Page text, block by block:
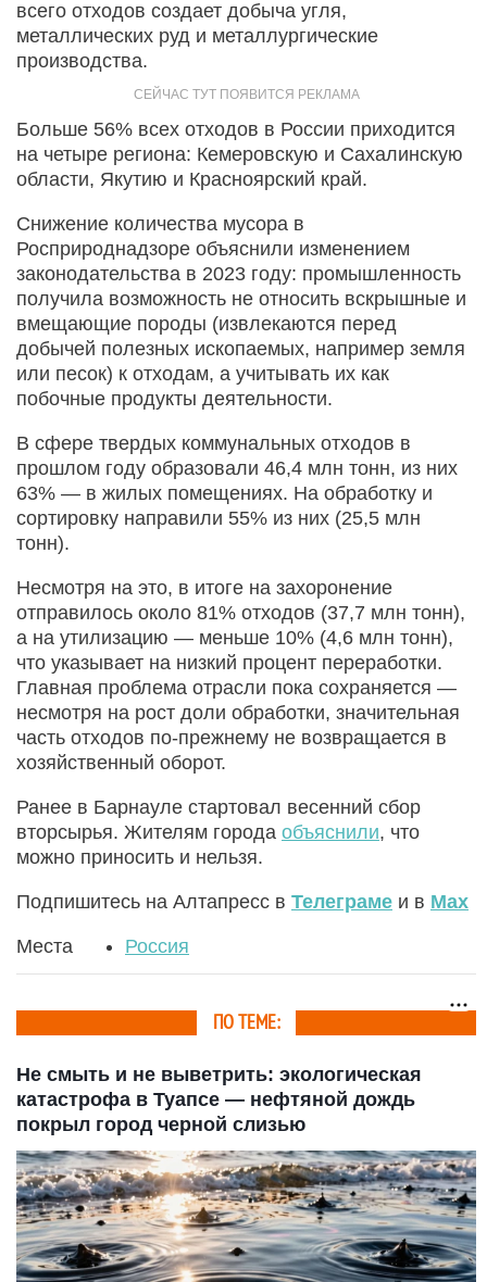
всего отходов создает добыча угля,
металлических руд и металлургические
производства.
Больше 56% всех отходов в России приходится
на четыре региона: Кемеровскую и Сахалинскую
области, Якутию и Красноярский край.
Снижение количества мусора в
Росприроднадзоре объяснили изменением
законодательства в 2023 году: промышленность
получила возможность не относить вскрышные и
вмещающие породы (извлекаются перед
добычей полезных ископаемых, например земля
или песок) к отходам, а учитывать их как
побочные продукты деятельности.
В сфере твердых коммунальных отходов в
прошлом году образовали 46,4 млн тонн, из них
63% — в жилых помещениях. На обработку и
сортировку направили 55% из них (25,5 млн
тонн).
Несмотря на это, в итоге на захоронение
отправилось около 81% отходов (37,7 млн тонн),
а на утилизацию — меньше 10% (4,6 млн тонн),
что указывает на низкий процент переработки.
Главная проблема отрасли пока сохраняется —
несмотря на рост доли обработки, значительная
часть отходов по-прежнему не возвращается в
хозяйственный оборот.
Ранее в Барнауле стартовал весенний сбор
вторсырья. Жителям города объяснили, что
можно приносить и нельзя.
Подпишитесь на Алтапресс в Телеграме и в Max
Места Россия
ПО ТЕМЕ:
Не смыть и не выветрить: экологическая
катастрофа в Туапсе — нефтяной дождь
покрыл город черной слизью